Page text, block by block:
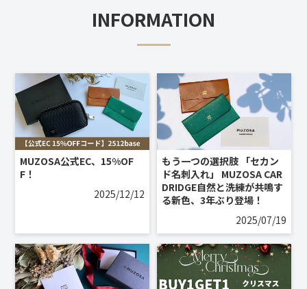
INFORMATION
MUZOSA公式EC、15%OF
F！
2025/12/12
もう一つの選択肢 「セカン
ド名刺入れ」 MUZOSA CAR
DRIDGE自然と洗練が共鳴す
る新色、3年ぶり登場！
2025/07/19